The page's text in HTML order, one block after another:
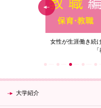
女性が生涯働き続
大学紹介